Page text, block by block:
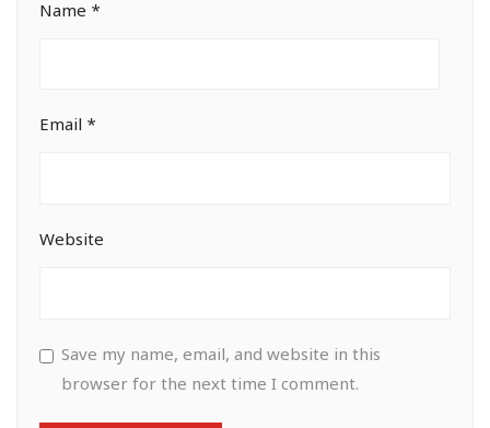
Name *
Email *
Website
Save my name, email, and website in this
browser for the next time I comment.